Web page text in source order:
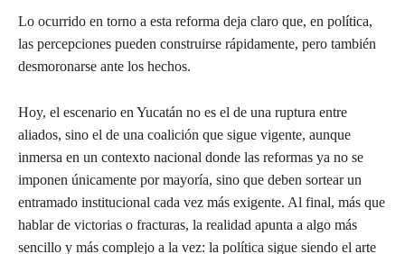
Lo ocurrido en torno a esta reforma deja claro que, en política,
las percepciones pueden construirse rápidamente, pero también
desmoronarse ante los hechos.
Hoy, el escenario en Yucatán no es el de una ruptura entre
aliados, sino el de una coalición que sigue vigente, aunque
inmersa en un contexto nacional donde las reformas ya no se
imponen únicamente por mayoría, sino que deben sortear un
entramado institucional cada vez más exigente. Al final, más que
hablar de victorias o fracturas, la realidad apunta a algo más
sencillo y más complejo a la vez: la política sigue siendo el arte